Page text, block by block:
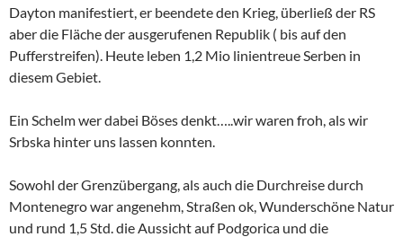
Dayton manifestiert, er beendete den Krieg, überließ der RS
aber die Fläche der ausgerufenen Republik ( bis auf den
Pufferstreifen). Heute leben 1,2 Mio linientreue Serben in
diesem Gebiet.
Ein Schelm wer dabei Böses denkt…..wir waren froh, als wir
Srbska hinter uns lassen konnten.
Sowohl der Grenzübergang, als auch die Durchreise durch
Montenegro war angenehm, Straßen ok, Wunderschöne Natur
und rund 1,5 Std. die Aussicht auf Podgorica und die